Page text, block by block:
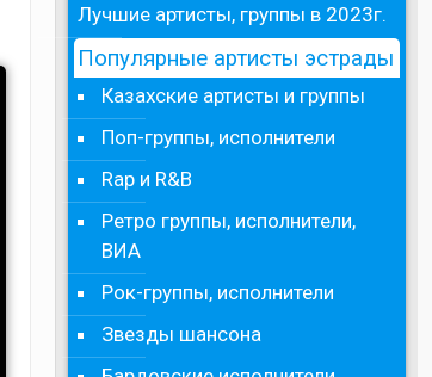
Лучшие артисты, группы в 2023г.
Популярные артисты эстрады
Казахские артисты и группы
Поп-группы, исполнители
Rap и R&B
Ретро группы, исполнители,
ВИА
Рок-группы, исполнители
Звезды шансона